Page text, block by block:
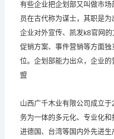
有些企业把企划部又叫做市
员在古代称为谋士，其职是为
企业对外宣传、凯发k8官网
促销方案、事件营销等方面
位。企划部能力出众，企业
盟
山西广千木业有限公司成立
务为一体的多元化、专业化和
进德国、台湾等国内外先进